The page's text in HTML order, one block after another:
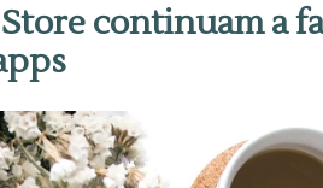
continuam a